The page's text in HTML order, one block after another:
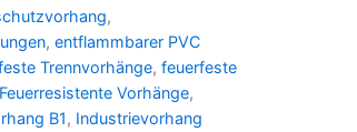
,
, entflammbarer PVC
Trennvorhänge, feuerfeste
Feuerresistente Vorhänge,
B1, Industrievorhang